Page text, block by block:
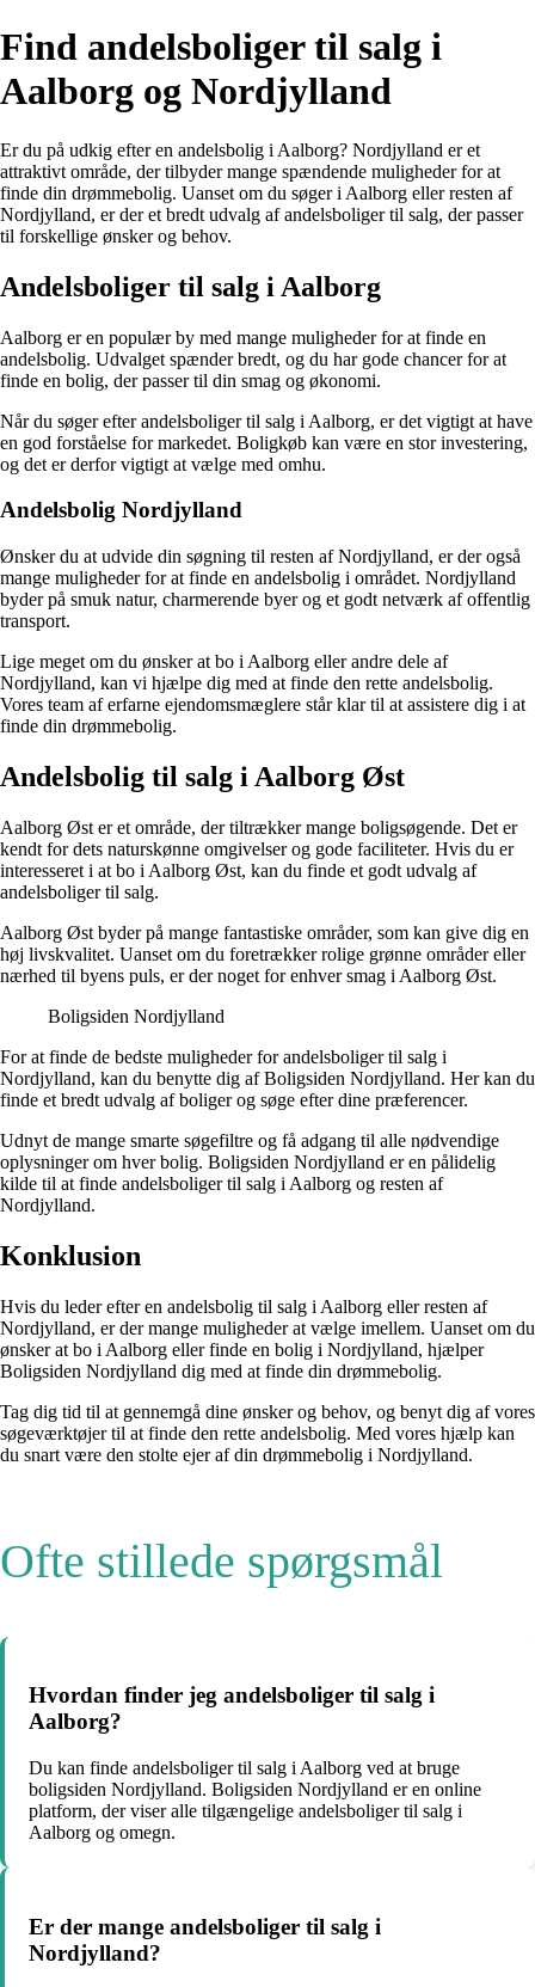
Find andelsboliger til salg i
Aalborg og Nordjylland
Er du på udkig efter en andelsbolig i Aalborg? Nordjylland er et
attraktivt område, der tilbyder mange spændende muligheder for at
finde din drømmebolig. Uanset om du søger i Aalborg eller resten af
Nordjylland, er der et bredt udvalg af andelsboliger til salg, der passer
til forskellige ønsker og behov.
Andelsboliger til salg i Aalborg
Aalborg er en populær by med mange muligheder for at finde en
andelsbolig. Udvalget spænder bredt, og du har gode chancer for at
finde en bolig, der passer til din smag og økonomi.
Når du søger efter andelsboliger til salg i Aalborg, er det vigtigt at have
en god forståelse for markedet. Boligkøb kan være en stor investering,
og det er derfor vigtigt at vælge med omhu.
Andelsbolig Nordjylland
Ønsker du at udvide din søgning til resten af Nordjylland, er der også
mange muligheder for at finde en andelsbolig i området. Nordjylland
byder på smuk natur, charmerende byer og et godt netværk af offentlig
transport.
Lige meget om du ønsker at bo i Aalborg eller andre dele af
Nordjylland, kan vi hjælpe dig med at finde den rette andelsbolig.
Vores team af erfarne ejendomsmæglere står klar til at assistere dig i at
finde din drømmebolig.
Andelsbolig til salg i Aalborg Øst
Aalborg Øst er et område, der tiltrækker mange boligsøgende. Det er
kendt for dets naturskønne omgivelser og gode faciliteter. Hvis du er
interesseret i at bo i Aalborg Øst, kan du finde et godt udvalg af
andelsboliger til salg.
Aalborg Øst byder på mange fantastiske områder, som kan give dig en
høj livskvalitet. Uanset om du foretrækker rolige grønne områder eller
nærhed til byens puls, er der noget for enhver smag i Aalborg Øst.
Boligsiden Nordjylland
For at finde de bedste muligheder for andelsboliger til salg i
Nordjylland, kan du benytte dig af Boligsiden Nordjylland. Her kan du
finde et bredt udvalg af boliger og søge efter dine præferencer.
Udnyt de mange smarte søgefiltre og få adgang til alle nødvendige
oplysninger om hver bolig. Boligsiden Nordjylland er en pålidelig
kilde til at finde andelsboliger til salg i Aalborg og resten af
Nordjylland.
Konklusion
Hvis du leder efter en andelsbolig til salg i Aalborg eller resten af
Nordjylland, er der mange muligheder at vælge imellem. Uanset om du
ønsker at bo i Aalborg eller finde en bolig i Nordjylland, hjælper
Boligsiden Nordjylland dig med at finde din drømmebolig.
Tag dig tid til at gennemgå dine ønsker og behov, og benyt dig af vores
søgeværktøjer til at finde den rette andelsbolig. Med vores hjælp kan
du snart være den stolte ejer af din drømmebolig i Nordjylland.
Ofte stillede spørgsmål
Hvordan finder jeg andelsboliger til salg i
Aalborg?
Du kan finde andelsboliger til salg i Aalborg ved at bruge
boligsiden Nordjylland. Boligsiden Nordjylland er en online
platform, der viser alle tilgængelige andelsboliger til salg i
Aalborg og omegn.
Er der mange andelsboliger til salg i
Nordjylland?